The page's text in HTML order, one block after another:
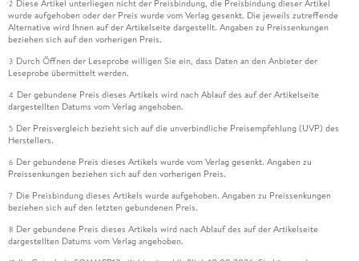
2 Diese Artikel unterliegen nicht der Preisbindung, die Preisbindung dieser Artikel
wurde aufgehoben oder der Preis wurde vom Verlag gesenkt. Die jeweils zutreffende
Alternative wird Ihnen auf der Artikelseite dargestellt. Angaben zu Preissenkungen
beziehen sich auf den vorherigen Preis.
3 Durch Öffnen der Leseprobe willigen Sie ein, dass Daten an den Anbieter der
Leseprobe übermittelt werden.
4 Der gebundene Preis dieses Artikels wird nach Ablauf des auf der Artikelseite
dargestellten Datums vom Verlag angehoben.
5 Der Preisvergleich bezieht sich auf die unverbindliche Preisempfehlung (UVP) des
Herstellers.
6 Der gebundene Preis dieses Artikels wurde vom Verlag gesenkt. Angaben zu
Preissenkungen beziehen sich auf den vorherigen Preis.
7 Die Preisbindung dieses Artikels wurde aufgehoben. Angaben zu Preissenkungen
beziehen sich auf den letzten gebundenen Preis.
8 Der gebundene Preis dieses Artikels wird nach Ablauf des auf der Artikelseite
dargestellten Datums vom Verlag angehoben.